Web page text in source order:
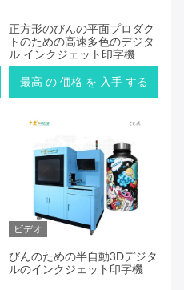
正方形のびんの平面プロダク
トのための高速多色のデジタ
ル インクジェット印字機
最高 の 価格 を 入手 する
ビデオ
びんのための半自動3Dデジタ
ルのインクジェット印字機